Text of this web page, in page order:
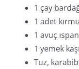
1 çay
1 adet
1 avuç
1 yemek
Tuz,